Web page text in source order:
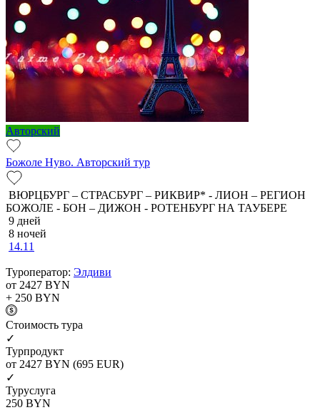
Авторский
Божоле Нуво. Авторский тур
ВЮРЦБУРГ – СТРАСБУРГ – РИКВИР* - ЛИОН – РЕГИОН
БОЖОЛЕ - БОН – ДИЖОН - РОТЕНБУРГ НА ТАУБЕРЕ
9 дней
8 ночей
14.11
Туроператор: Элдиви
от 2427 BYN
+ 250 BYN
Cтоимость тура
✓
Турпродукт
от 2427 BYN (695 EUR)
✓
Туруслуга
250 BYN